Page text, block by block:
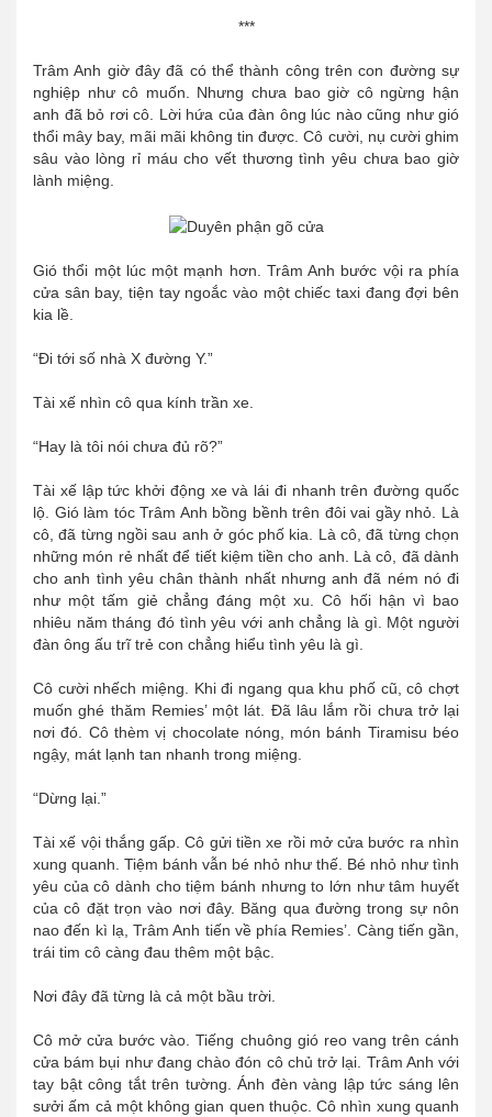
***
Trâm Anh giờ đây đã có thể thành công trên con đường sự
nghiệp như cô muốn. Nhưng chưa bao giờ cô ngừng hận
anh đã bỏ rơi cô. Lời hứa của đàn ông lúc nào cũng như gió
thổi mây bay, mãi mãi không tin được. Cô cười, nụ cười ghim
sâu vào lòng rỉ máu cho vết thương tình yêu chưa bao giờ
lành miệng.
Gió thổi một lúc một mạnh hơn. Trâm Anh bước vội ra phía
cửa sân bay, tiện tay ngoắc vào một chiếc taxi đang đợi bên
kia lề.
“Đi tới số nhà X đường Y.”
Tài xế nhìn cô qua kính trần xe.
“Hay là tôi nói chưa đủ rõ?”
Tài xế lập tức khởi động xe và lái đi nhanh trên đường quốc
lộ. Gió làm tóc Trâm Anh bồng bềnh trên đôi vai gầy nhỏ. Là
cô, đã từng ngồi sau anh ở góc phố kia. Là cô, đã từng chọn
những món rẻ nhất để tiết kiệm tiền cho anh. Là cô, đã dành
cho anh tình yêu chân thành nhất nhưng anh đã ném nó đi
như một tấm giẻ chẳng đáng một xu. Cô hối hận vì bao
nhiêu năm tháng đó tình yêu với anh chẳng là gì. Một người
đàn ông ấu trĩ trẻ con chẳng hiểu tình yêu là gì.
Cô cười nhếch miệng. Khi đi ngang qua khu phố cũ, cô chợt
muốn ghé thăm Remies’ một lát. Đã lâu lắm rồi chưa trở lại
nơi đó. Cô thèm vị chocolate nóng, món bánh Tiramisu béo
ngậy, mát lạnh tan nhanh trong miệng.
“Dừng lại.”
Tài xế vội thắng gấp. Cô gửi tiền xe rồi mở cửa bước ra nhìn
xung quanh. Tiệm bánh vẫn bé nhỏ như thế. Bé nhỏ như tình
yêu của cô dành cho tiệm bánh nhưng to lớn như tâm huyết
của cô đặt trọn vào nơi đây. Băng qua đường trong sự nôn
nao đến kì lạ, Trâm Anh tiến về phía Remies’. Càng tiến gần,
trái tim cô càng đau thêm một bậc.
Nơi đây đã từng là cả một bầu trời.
Cô mở cửa bước vào. Tiếng chuông gió reo vang trên cánh
cửa bám bụi như đang chào đón cô chủ trở lại. Trâm Anh với
tay bật công tắt trên tường. Ánh đèn vàng lập tức sáng lên
sưởi ấm cả một không gian quen thuộc. Cô nhìn xung quanh